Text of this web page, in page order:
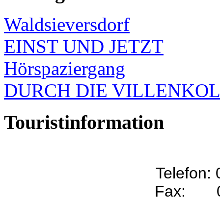
Waldsieversdorf
EINST UND JETZT
Hörspaziergang
DURCH DIE
Touristinformation
Telefon:
Fax: